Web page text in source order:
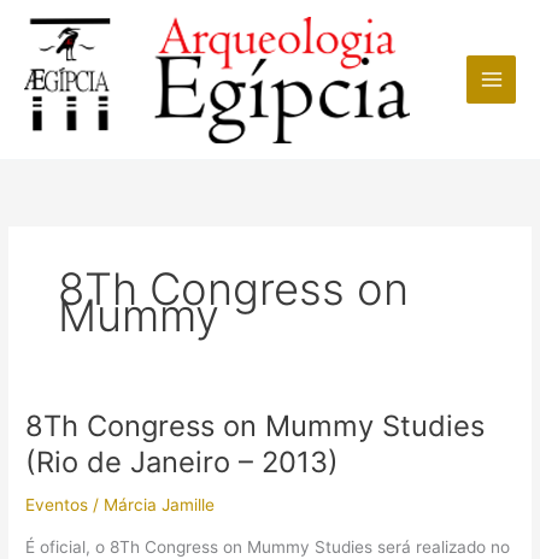
conteúdo
8Th Congress on
Mummy
8Th Congress on Mummy Studies
(Rio de Janeiro – 2013)
Eventos / Márcia Jamille
É oficial, o 8Th Congress on Mummy Studies será realizado no